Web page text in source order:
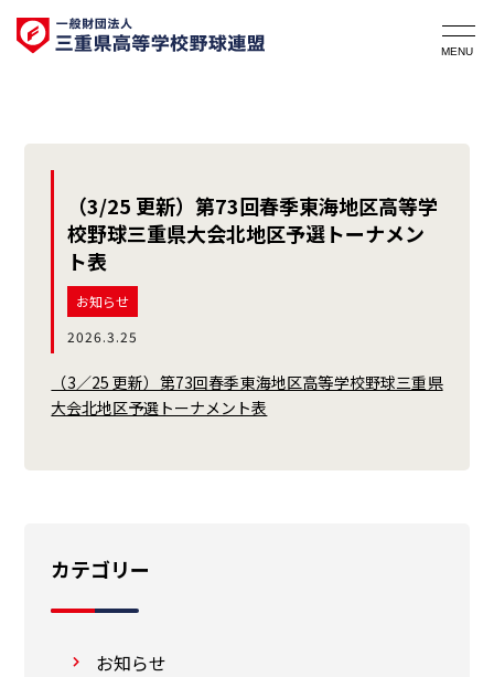
（3/25 更新）第73回春季東海地区高等学
校野球三重県大会北地区予選トーナメン
ト表
お知らせ
2026.3.25
（3／25 更新）第73回春季東海地区高等学校野球三重県
大会北地区予選トーナメント表
カテゴリー
お知らせ